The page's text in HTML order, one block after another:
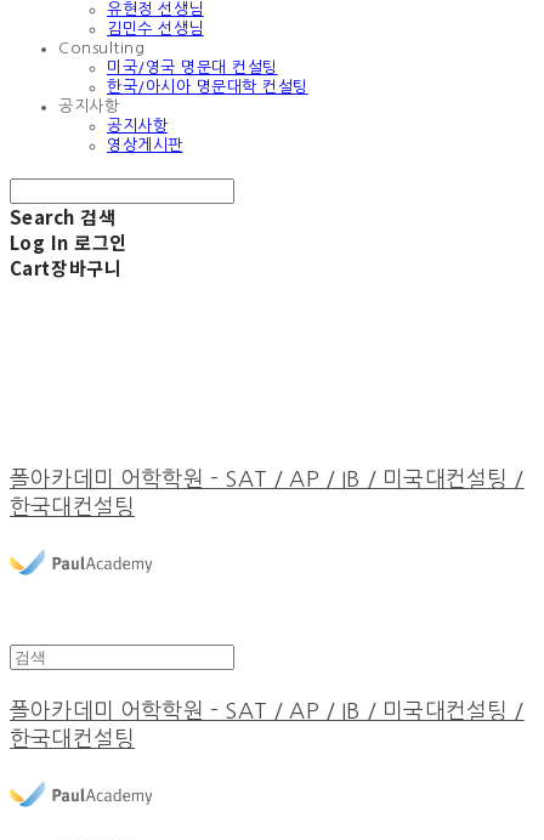
유현정 선생님
김민수 선생님
Consulting
미국/영국 명문대 컨설팅
한국/아시아 명문대학 컨설팅
공지사항
공지사항
영상게시판
Search 검색
Log In 로그인
Cart장바구니
폴아카데미 어학학원 - SAT / AP / IB / 미국대컨설팅 /
한국대컨설팅
폴아카데미 어학학원 - SAT / AP / IB / 미국대컨설팅 /
한국대컨설팅